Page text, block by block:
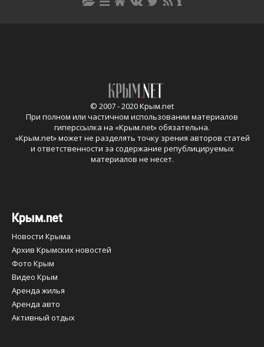
© 2007 - 2020 Крым.net
При полном или частичном использовании материалов
гиперссылка на «Крым.net» обязательна.
«Крым.net» может не разделять точку зрения авторов статей
и ответственности за содержание републицируемых
материалов не несет.
Крым.net
Новости Крыма
Архив Крымских новостей
Фото Крым
Видео Крым
Аренда жилья
Аренда авто
Активный отдых